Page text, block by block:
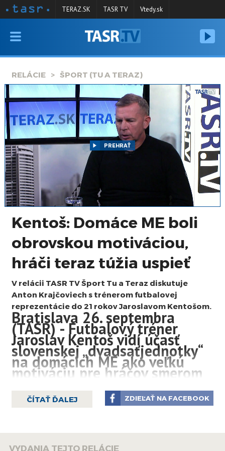
VYSIELANIE
SPRAVODAJSTVO
KONTAKT
ARCHÍV
TERAZ.SK TASR TV Vtedy.sk
RELÁCIE ŠPORT (TU A TERAZ)
PREHRAŤ
Kentoš: Domáce ME boli
obrovskou motiváciou,
hráči teraz túžia uspieť
V relácii TASR TV Šport Tu a Teraz diskutuje
Anton Krajčoviech s trénerom futbalovej
reprezentácie do 21 rokov Jaroslavom Kentošom.
Bratislava 26. septembra
(TASR) - Futbalový tréner
Jaroslav Kentoš vidí účasť
slovenskej „dvadsaťjednotky“
na domácich ME ako veľkú
motiváciu pre hráčov smerom
kvalifikácii na ME 2027
nastúpili zatiaľ štyria hráči z
Kentoš verí, že dokážu
preniesť motiváciu aj na
ČÍTAŤ ĎALEJ ZDIEĽAŤ NA FACEBOOK
VYDANIA TEJTO RELÁCIE